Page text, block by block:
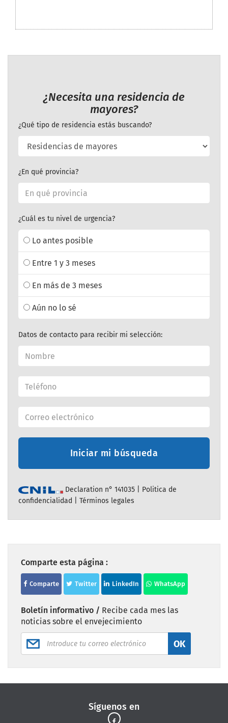
¿Necesita una residencia de
mayores?
¿Qué tipo de residencia estás buscando?
¿En qué provincia?
¿Cuál es tu nivel de urgencia?
Lo antes posible
Entre 1 y 3 meses
En más de 3 meses
Aún no lo sé
Datos de contacto para recibir mi selección:
Iniciar mi búsqueda
Declaration n° 141035 | Politica de
confidencialidad
Términos legales
Comparte esta página :
Comparte Twitter LinkedIn WhatsApp
Boletín informativo / Recibe cada mes las
noticias sobre el envejecimiento
OK
Síguenos en